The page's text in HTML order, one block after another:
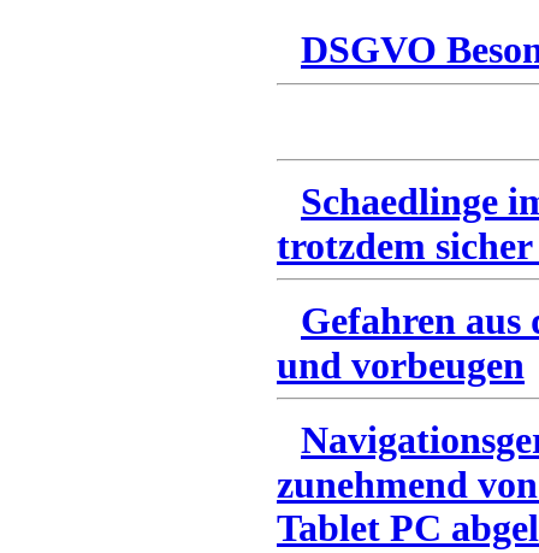
DSGVO
Schaedlinge
trotzdem
Gefahren
und vorbeugen
zunehmend
Tablet PC